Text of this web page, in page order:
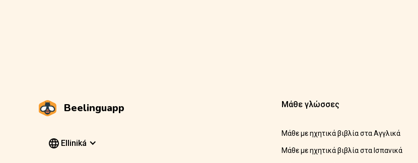
Beelinguapp
Elliniká
Μάθε γλώσσες
Μάθε με ηχητικά βιβλία στα Αγγλικά
Μάθε με ηχητικά βιβλία στα Ισπανικά